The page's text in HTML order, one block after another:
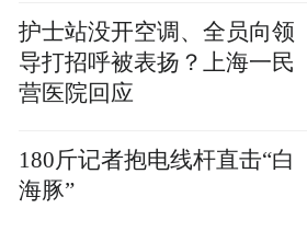
护士站没开空调、全员向领
导打招呼被表扬？上海一民
营医院回应
180斤记者抱电线杆直击“白
海豚”